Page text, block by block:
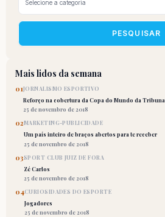
PESQUISAR
Mais lidos da semana
01JORNALISMO ESPORTIVO
Reforço na cobertura da Copa do Mundo da Tribuna
25 de novembro de 2018
02 MARKETING-PUBLICIDADE
Um país inteiro de braços abertos para te receber
25 de novembro de 2018
03SPORT CLUB JUIZ DE FORA
Zé Carlos
25 de novembro de 2018
04CURIOSIDADES DO ESPORTE
Jogadores
25 de novembro de 2018